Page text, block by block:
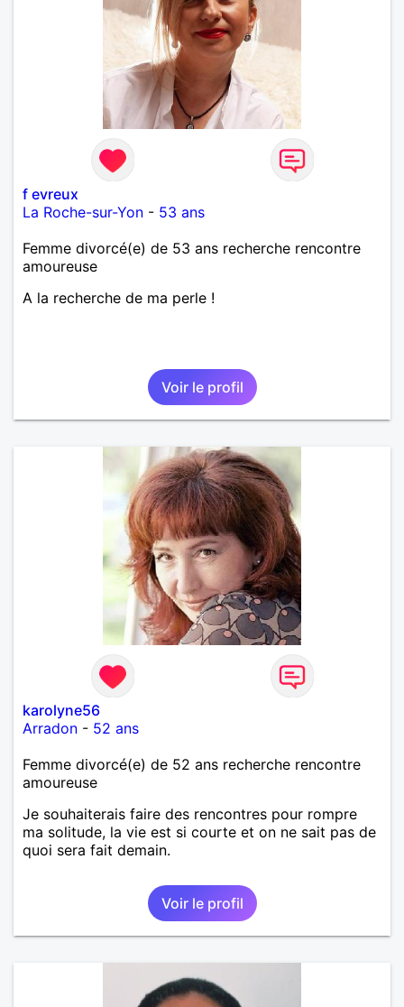
f evreux
La Roche-sur-Yon - 53 ans
Femme divorcé(e) de 53 ans recherche rencontre
amoureuse
A la recherche de ma perle !
Voir le profil
karolyne56
Arradon - 52 ans
Femme divorcé(e) de 52 ans recherche rencontre
amoureuse
Je souhaiterais faire des rencontres pour rompre
ma solitude, la vie est si courte et on ne sait pas de
quoi sera fait demain.
Voir le profil